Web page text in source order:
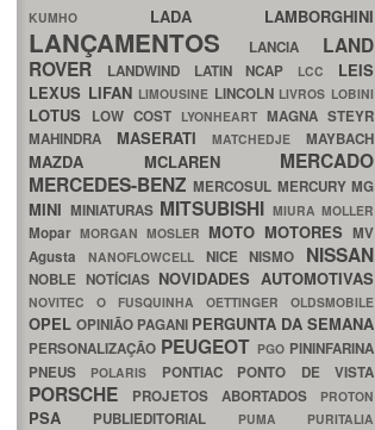
KUMHO LADA LAMBORGHINI
LANÇAMENTOS LANCIA LAND
ROVER
LANDWIND LATIN NCAP LCC LEIS
LEXUS LIFAN LIMOUSINE LINCOLN LIVROS LOBINI
LOTUS LOW COST LYONHEART MAGNA STEYR
MAHINDRA MASERATIMATCHEDJEMAYBACH
MAZDA MCLAREN MERCADO
MERCEDES-BENZMERCOSUL MERCURYMG
MINI MINIATURAS MITSUBISHI MIURA MOLLER
Mopar MORGAN MOSLER MOTO MOTORES MV
Agusta NANOFLOWCELL NICENISMO NISSAN
NOBLE NOTÍCIAS NOVIDADES AUTOMOTIVAS
NOVITEC O FUSQUINHA OETTINGER OLDSMOBILE
OPEL OPINIÃO PAGANI PERGUNTA DA SEMANA
PERSONALIZAÇÃO PEUGEOT PGO PININFARINA
PNEUS
POLARIS PONTIAC PONTO DE VISTA
PORSCHE PROJETOS ABORTADOS PROTON
PSA PUBLIEDITORIAL PUMA PURITALIA